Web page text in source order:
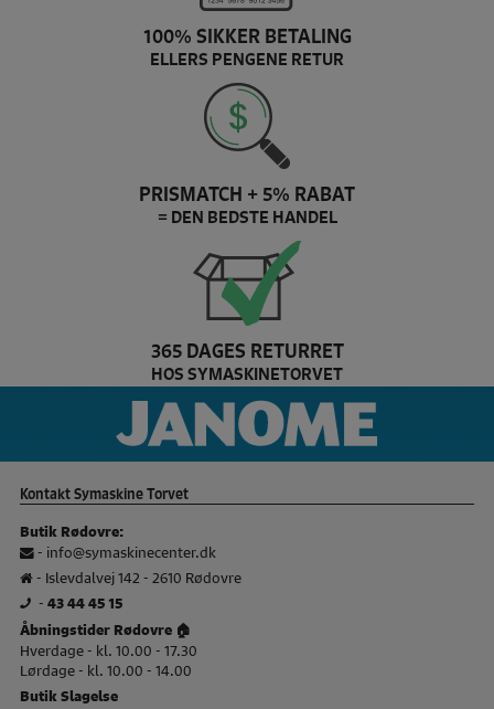
100% SIKKER BETALING
ELLERS PENGENE RETUR
PRISMATCH + 5% RABAT
= DEN BEDSTE HANDEL
365 DAGES RETURRET
HOS SYMASKINETORVET
janome Brand slider
Kontakt Symaskine Torvet
Butik Rødovre:
- info@symaskinecenter.dk
- Islevdalvej 142 - 2610 Rødovre
- 43 44 45 15
Åbningstider Rødovre 🏠
Hverdage - kl. 10.00 - 17.30
Lørdage - kl. 10.00 - 14.00
Butik Slagelse